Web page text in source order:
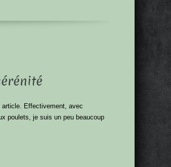
article. Effectivement, avec
poulets, je suis un peu beaucoup